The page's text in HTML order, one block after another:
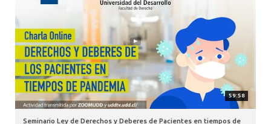
59:58
Seminario Ley de Derechos y Deberes de Pacientes en tiempos de